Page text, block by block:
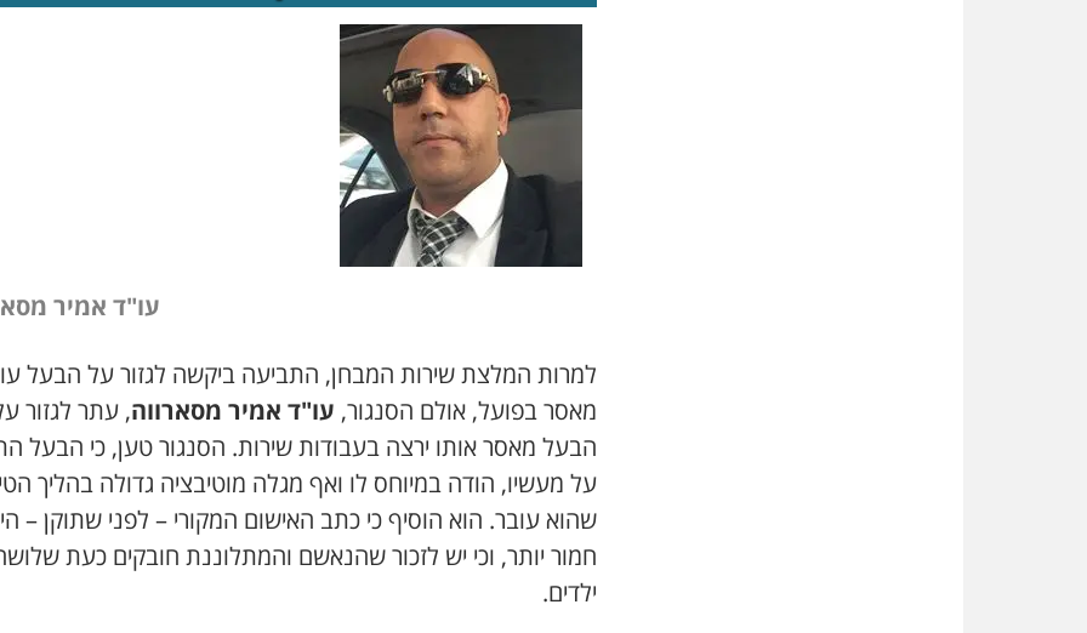
עו"ד אמיר
למרות המלצת שירות המבחן, התביעה ביקשה לגזור על הבעל
מאסר בפועל, אולם הסנגור, עו"ד אמיר מסארווה, עתר לגזור
הבעל מאסר אותו ירצה בעבודות שירות. הסנגור טען, כי הבעל
על מעשיו, הודה במיוחס לו ואף מגלה מוטיבציה גדולה בהליך
שהוא עובר. הוא הוסיף כי כתב האישום המקורי – לפני שתוקן –
חמור יותר, וכי יש לזכור שהנאשם והמתלוננת חובקים כעת
ילדים.